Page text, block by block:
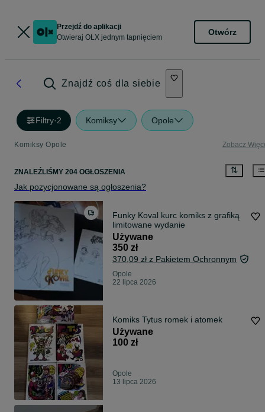
Przejdź do aplikacji
Otwieraj OLX jednym tapnięciem
Otwórz
Znajdź coś dla siebie
Filtry·2 Komiksy Opole
Komiksy Opole Zobacz
ZNALEŹLIŚMY 204 OGŁOSZENIA
Jak pozycjonowane są ogłoszenia?
Funky Koval kurc komiks z grafiką
limitowane wydanie
Używane
350 zł
370,09 zł z Pakietem Ochronnym
Opole
22 lipca 2026
Komiks Tytus romek i atomek
Używane
100 zł
Opole
13 lipca 2026